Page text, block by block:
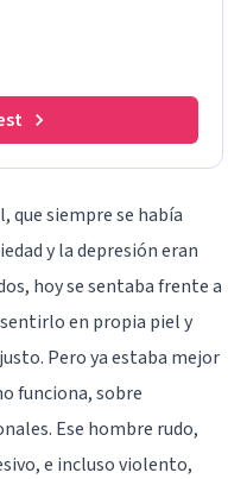
que siempre se había
y la depresión eran
hoy se sentaba frente a
en propia piel y
Pero ya estaba mejor
funciona, sobre
Ese hombre rudo,
e incluso violento,